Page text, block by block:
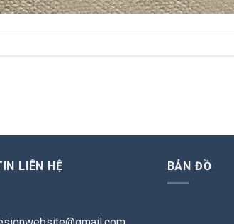
LIÊN HỆ BẢN ĐỒ